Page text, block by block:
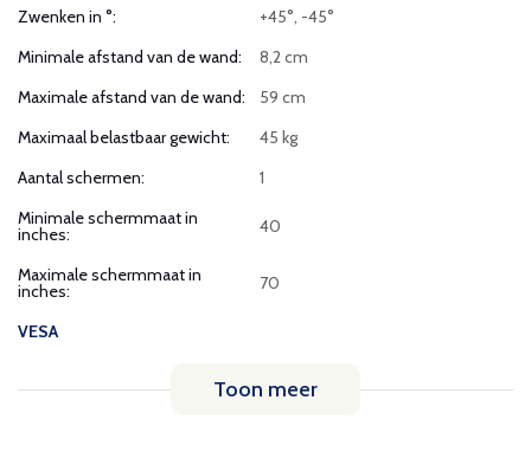
Zwenken in °:
+45°, -45°
Minimale afstand van de wand:
8,2 cm
Maximale afstand van de wand:
59 cm
Maximaal belastbaar gewicht:
45 kg
Aantal schermen:
1
Minimale schermmaat in
inches: 40
Maximale schermmaat in
inches: 70
VESA
Toon meer